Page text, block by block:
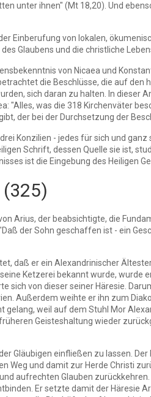
unter ihnen" (Mt 18,20). Und
Einberufung von lokalen,
Glaubens und die christliche
von Nicaea und
die Beschlüsse, die auf
sich daran zu halten. In dieser
"Alles, was die 318 Kirchenväter
der bei der Durchsetzung der
Konzilien - jedes für sich und
Schrift, dessen Quelle sie ist,
ist die Eingebung des Heiligen
Arius, der beabsichtigte, die
der Sohn geschaffen ist - ein
daß er ein Alexandrinischer
Ketzerei bekannt wurde, wurde
sich von dieser seiner Häresie.
Außerdem weihte er ihn zum
weil auf dem Stuhl Mor
Geisteshaltung wieder
Gläubigen einfließen zu lassen.
Weg und damit zur Herde Christi
aufrechten Glauben
Er setzte damit der Häresie